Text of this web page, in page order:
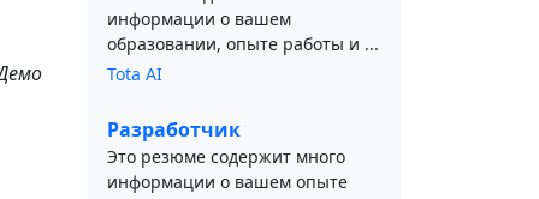
информации о вашем
образовании, опыте работы и ...
Tota AI
Разработчик
Это резюме содержит много
информации о вашем опыте